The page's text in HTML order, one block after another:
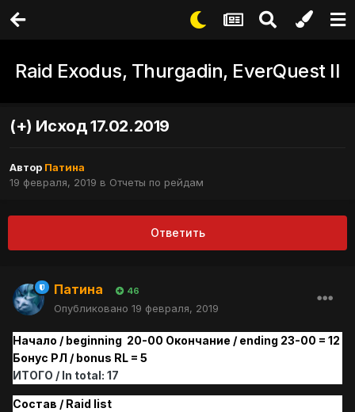
Raid Exodus, Thurgadin, EverQuest II
(+) Исход 17.02.2019
Автор Патина
19 февраля, 2019 в Отчеты по рейдам
Ответить
Патина 46
Опубликовано 19 февраля, 2019
Начало / beginning 20-00 Окончание / ending 23-00 = 12
Бонус РЛ / bonus RL = 5
ИТОГО / In total: 17
Состав / Raid list